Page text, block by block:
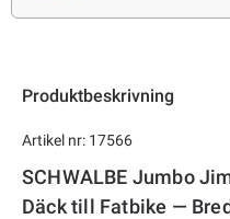
Produktbeskrivning
Artikel nr: 17566
SCHWALBE Jumbo
Däck till Fatbike —